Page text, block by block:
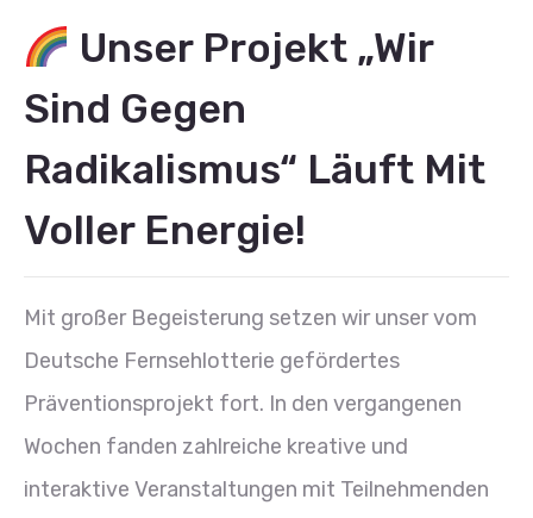
Unser Projekt „Wir
Sind Gegen
Radikalismus“ Läuft Mit
Voller Energie!
Mit großer Begeisterung setzen wir unser vom
Deutsche Fernsehlotterie gefördertes
Präventionsprojekt fort. In den vergangenen
Wochen fanden zahlreiche kreative und
interaktive Veranstaltungen mit Teilnehmenden